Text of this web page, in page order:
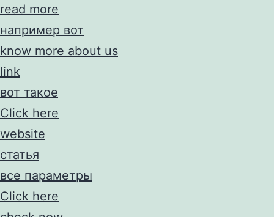
read more
например вот
know more about us
link
вот такое
Click here
website
статья
все параметры
Click here